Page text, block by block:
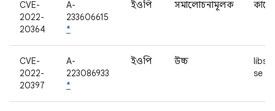
CVE-
2022-
20364
A-
233606615
*
ইওপি সমালোচনামূলক
CVE-
2022-
20397
A-
223086933
*
ইওপি উচ্চ
se